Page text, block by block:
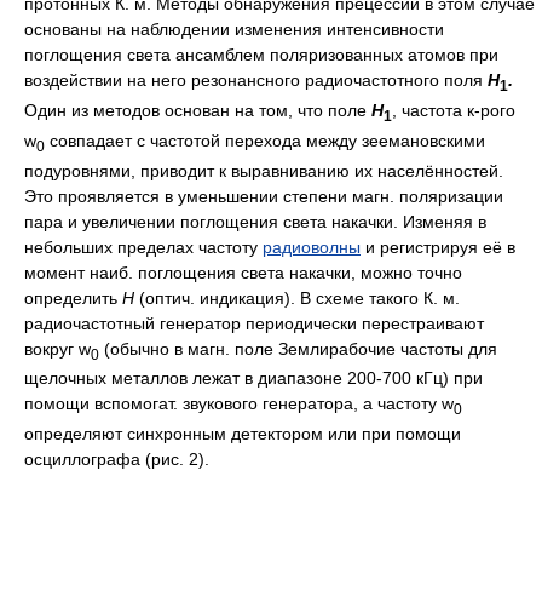
основаны на наблюдении изменения интенсивности
поглощения света ансамблем поляризованных атомов при
воздействии на него резонансного радиочастотного поля Н1.
Один из методов основан на том, что поле Н1
, частота к-рого
w0 совпадает с частотой перехода между зеемановскими
подуровнями, приводит к выравниванию их населённостей.
Это проявляется в уменьшении степени магн. поляризации
пара и увеличении поглощения света накачки. Изменяя в
небольших пределах частоту радиоволны и регистрируя её в
момент наиб. поглощения света накачки, можно точно
определить Н (оптич. индикация). В схеме такого К. м.
радиочастотный генератор периодически перестраивают
вокруг w0 (обычно в магн. поле Землирабочие частоты для
щелочных металлов лежат в диапазоне 200-700 кГц) при
помощи вспомогат. звукового генератора, а частоту w0
определяют синхронным детектором или при помощи
осциллографа (рис. 2).